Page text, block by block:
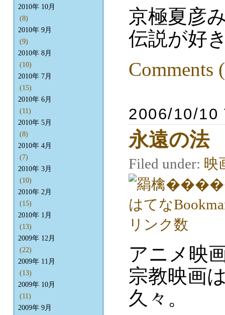
京極夏彦
伝説が好
Comments
2006/10/10
永遠の法
Filed under: 映
アニメ映
宗教映画
久々。
2010年 10月
(8)
2010年 9月
(9)
2010年 8月
(10)
2010年 7月
(15)
2010年 6月
(11)
2010年 5月
(8)
2010年 4月
(7)
2010年 3月
(10)
2010年 2月
(15)
2010年 1月
(13)
2009年 12月
(22)
2009年 11月
(13)
2009年 10月
(11)
2009年 9月